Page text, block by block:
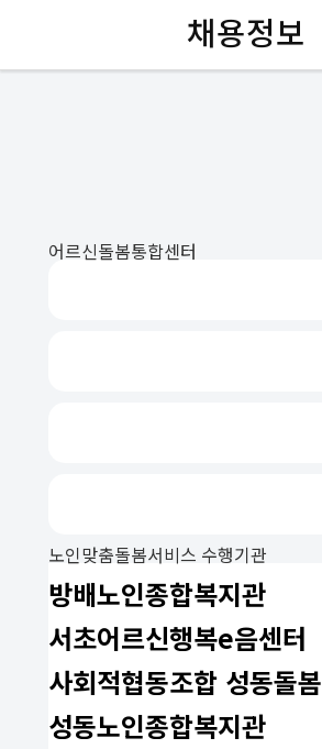
채용정보
어르신돌봄통합센터
노인맞춤돌봄서비스 수행기관
방배노인종합복지관
서초어르신행복e음센터
사회적협동조합 성동돌봄
성동노인종합복지관